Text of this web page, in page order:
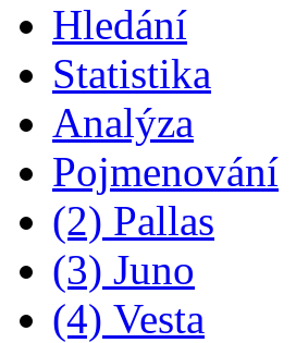
Hledání
Statistika
Analýza
Pojmenování
(2) Pallas
(3) Juno
(4) Vesta